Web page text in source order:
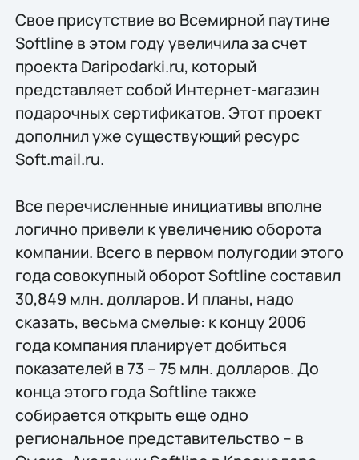
Свое присутствие во Всемирной паутине
Softline в этом году увеличила за счет
проекта Daripodarki.ru, который
представляет собой Интернет-магазин
подарочных сертификатов. Этот проект
дополнил уже существующий ресурс
Soft.mail.ru.
Все перечисленные инициативы вполне
логично привели к увеличению оборота
компании. Всего в первом полугодии этого
года совокупный оборот Softline составил
30,849 млн. долларов. И планы, надо
сказать, весьма смелые: к концу 2006
года компания планирует добиться
показателей в 73 – 75 млн. долларов. До
конца этого года Softline также
собирается открыть еще одно
региональное представительство – в